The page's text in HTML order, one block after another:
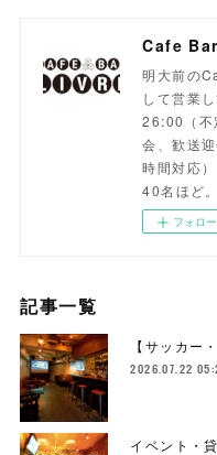
Cafe
明大前の
して営業
26:00（不
会、歓送
時間対応
40名ほど
フォロー
記事一覧
【サッカー
2026.07.22
イベント・